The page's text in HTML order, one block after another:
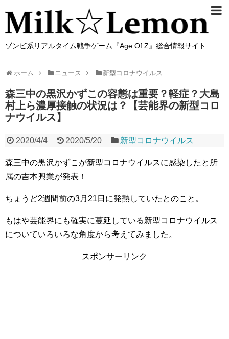
ゾンビ系リアルタイム戦争ゲーム『Age Of Z』総合情報サイト
ホーム ニュース 新型コロナウイルス
森三中の黒沢かずこの容態は重要？軽症？大島
村上ら濃厚接触の状況は？【芸能界の新型コロ
ナウイルス】
2020/4/4 2020/5/20 新型コロナウイルス
森三中の黒沢かずこが新型コロナウイルスに感染したと所
属の吉本興業が発表！
ちょうど2週間前の3月21日に発熱していたとのこと。
もはや芸能界にも確実に蔓延している新型コロナウイルス
についていろいろな角度から考えてみました。
スポンサーリンク